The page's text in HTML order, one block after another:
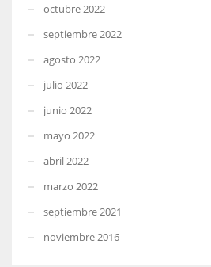
octubre 2022
septiembre 2022
agosto 2022
julio 2022
junio 2022
mayo 2022
abril 2022
marzo 2022
septiembre 2021
noviembre 2016